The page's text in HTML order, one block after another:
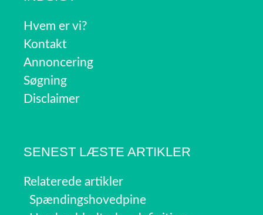
Hvem er vi?
Kontakt
Annoncering
Søgning
Disclaimer
SENEST LÆSTE ARTIKLER
Relaterede artikler
Spændingshovedpine